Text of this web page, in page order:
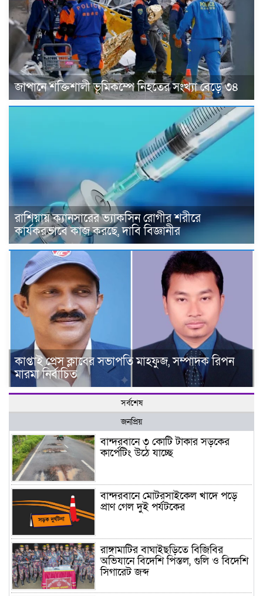
জাপানে শক্তিশালী ভূমিকম্পে নিহতের সংখ্যা বেড়ে ৩৪
রাশিয়ায় ক্যানসারের ভ্যাকসিন রোগীর শরীরে
কার্যকরভাবে কাজ করছে, দাবি বিজ্ঞানীর
কাপ্তাই প্রেস ক্লাবের সভাপতি মাহফুজ, সম্পাদক রিপন
মারমা নির্বাচিত
সর্বশেষ
জনপ্রিয়
বান্দরবানে ৩ কোটি টাকার সড়কের
কার্পেটিং উঠে যাচ্ছে
বান্দরবানে মোটরসাইকেল খাদে পড়ে
প্রাণ গেল দুই পর্যটকের
রাঙ্গামাটির বাঘাইছড়িতে বিজিবির
অভিযানে বিদেশি পিস্তল, গুলি ও বিদেশি
সিগারেট জব্দ